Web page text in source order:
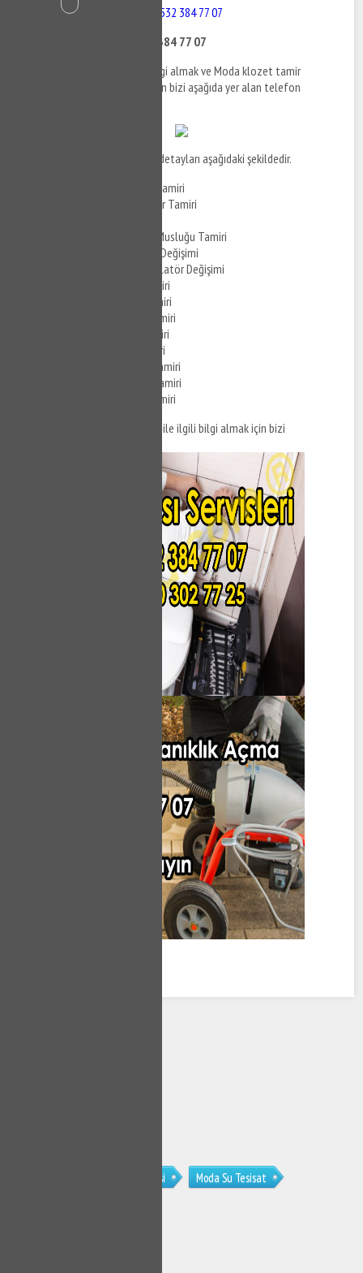
Moda Klozet Tamiri - 0532 384 77 07
Moda Klozet Tamiri - 0532 384 77 07
Moda klozet tamiri ile ilgili bilgi almak ve Moda klozet tamir
hizmetlerine ilişkin detaylar için bizi aşağıda yer alan telefon
hizmeti detayları aşağıdaki şekildedir.
Moda Gömme Klozet Tamiri
Moda Gömme Rezervuar Tamiri
Moda Klozet Taharet Musluğu Tamiri
Moda Klozet İç Takımı Değişimi
Moda Gömme Klozet Flatör Değişimi
Moda Vitra Klozet Tamiri
Moda Serel Klozet Tamiri
Moda Visam Klozet Tamiri
Moda Kale Klozet Tamiri
Moda ECA Klozet Tamiri
Moda Creavit Klozet Tamiri
Moda Duravit Klozet Tamiri
Moda Grohe Klozet Tamiri
Moda klozet tamiri hizmetleri ile ilgili bilgi almak için bizi
Moda Su Tamircisi
Moda Su Tesisat